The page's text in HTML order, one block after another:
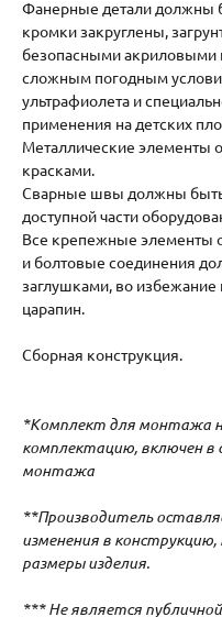
Фанерные детали должны
кромки закруглены,
безопасными акриловыми
сложным погодным
ультрафиолета и
применения на детских
Металлические
красками.
Сварные швы должны быть
доступной части
Все крепежные элементы
и болтовые соединения
заглушками, во
царапин.
Сборная конструкция.
*Комплект для монтажа
комплектацию, включен в
монтажа
**Производитель
изменения в
размеры изделия.
*** Не является